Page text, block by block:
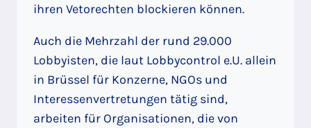
ihren Vetorechten blockieren können.
Auch die Mehrzahl der rund 29.000
Lobbyisten, die laut Lobbycontrol e.U. allein
in Brüssel für Konzerne, NGOs und
Interessenvertretungen tätig sind,
arbeiten für Organisationen, die von